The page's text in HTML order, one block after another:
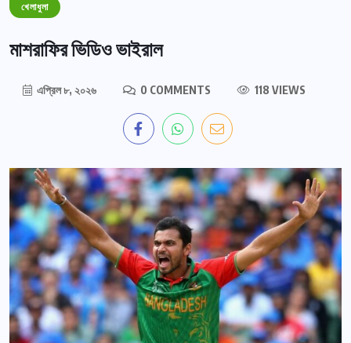
খেলাধুলা
মাশরাফির ভিডিও ভাইরাল
এপ্রিল ৮, ২০২৬ 0 COMMENTS 118 VIEWS